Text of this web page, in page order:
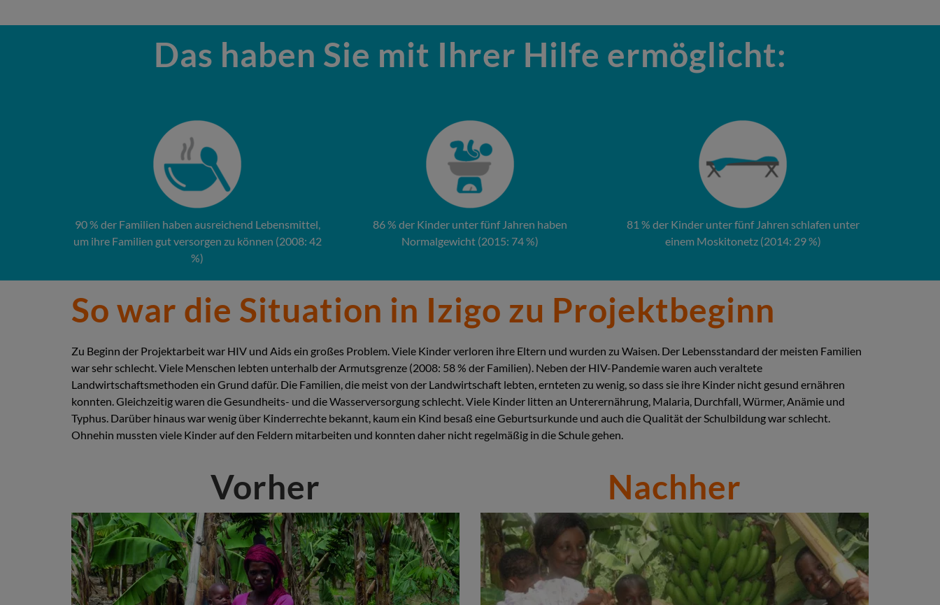
Das haben Sie mit Ihrer Hilfe ermöglicht:
90 % der Familien haben ausreichend Lebensmittel,
um ihre Familien gut versorgen zu können (2008: 42
%)
86 % der Kinder unter fünf Jahren haben
Normalgewicht (2015: 74 %)
81 % der Kinder unter fünf Jahren schlafen unter
einem Moskitonetz (2014: 29 %)
So war die Situation in Izigo zu Projektbeginn
Zu Beginn der Projektarbeit war HIV und Aids ein großes Problem. Viele Kinder verloren ihre Eltern und wurden zu Waisen. Der Lebensstandard der meisten Familien
war sehr schlecht. Viele Menschen lebten unterhalb der Armutsgrenze (2008: 58 % der Familien). Neben der HIV-Pandemie waren auch veraltete
Landwirtschaftsmethoden ein Grund dafür. Die Familien, die meist von der Landwirtschaft lebten, ernteten zu wenig, so dass sie ihre Kinder nicht gesund ernähren
konnten. Gleichzeitig waren die Gesundheits- und die Wasserversorgung schlecht. Viele Kinder litten an Unterernährung, Malaria, Durchfall, Würmer, Anämie und
Typhus. Darüber hinaus war wenig über Kinderrechte bekannt, kaum ein Kind besaß eine Geburtsurkunde und auch die Qualität der Schulbildung war schlecht.
Ohnehin mussten viele Kinder auf den Feldern mitarbeiten und konnten daher nicht regelmäßig in die Schule gehen.
Vorher Nachher